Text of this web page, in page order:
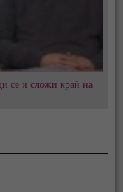
се и сложи край на